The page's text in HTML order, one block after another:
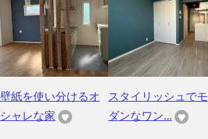
壁紙を使い分けるオ
シャレな家
スタイリッシュでモ
ダンなワン...